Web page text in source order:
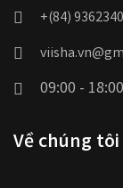
+(84)
09:00 - 18:00
Về chúng tôi